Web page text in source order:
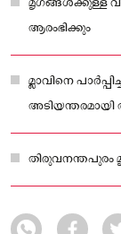
ആരംഭിക്കും
മ്ലാവിനെ
തിരുവനന്തപുരം